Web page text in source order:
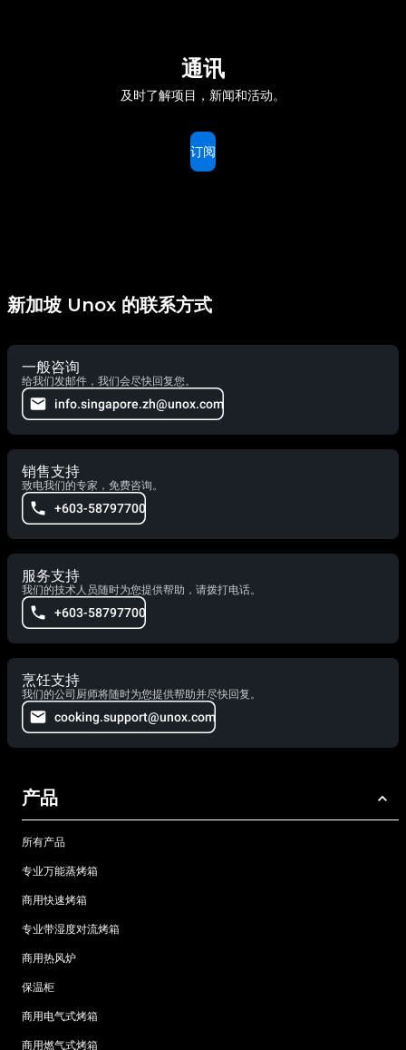
通讯
及时了解项目，新闻和活动。
订阅
新加坡 Unox 的联系方式
一般咨询
给我们发邮件，我们会尽快回复您。
info.singapore.zh@unox.com
销售支持
致电我们的专家，免费咨询。
+603-58797700
服务支持
我们的技术人员随时为您提供帮助，请拨打电话。
+603-58797700
烹饪支持
我们的公司厨师将随时为您提供帮助并尽快回复。
cooking.support@unox.com
产品
所有产品
专业万能蒸烤箱
商用快速烤箱
专业带湿度对流烤箱
商用热风炉
保温柜
商用电气式烤箱
商用燃气式烤箱